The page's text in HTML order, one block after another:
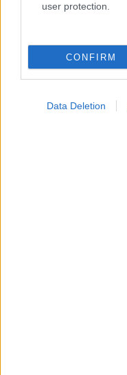
user protection.
CONFIRM
Data Deletion